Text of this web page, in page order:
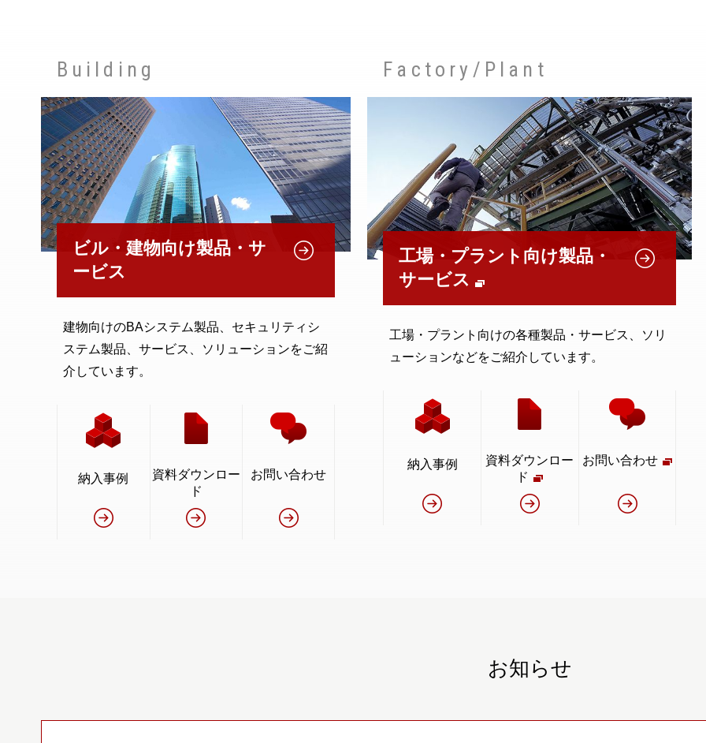
Building
ビル・建物向け製品・サ
ービス
建物向けのBAシステム製品、セキュリティシ
ステム製品、サービス、ソリューションをご紹
介しています。
納入事例
資料ダウンロー
ド
お問い合わせ
Factory/Plant
工場・プラント向け製品・
サービス
工場・プラント向けの各種製品・サービス、ソリ
ューションなどをご紹介しています。
納入事例
資料ダウンロー
ド
お問い合わせ
お知らせ